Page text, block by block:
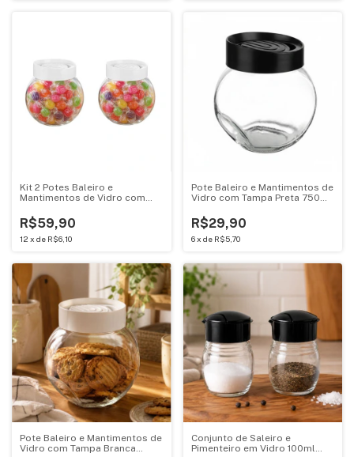
Kit 2 Potes Baleiro e
Mantimentos de Vidro com
Casambiente KC-511
R$59,90
12 x de R$6,10
Pote Baleiro e Mantimentos de
Vidro com Tampa Preta 750ML
R$29,90
6 x de R$5,70
Pote Baleiro e Mantimentos de
Vidro com Tampa Branca
Conjunto de Saleiro e
Pimenteiro em Vidro 100ml